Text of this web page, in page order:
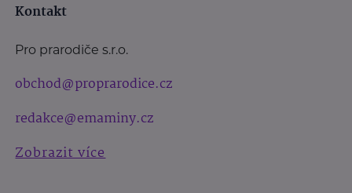
Kontakt
Pro prarodiče s.r.o.
obchod@proprarodice.cz
redakce@emaminy.cz
Zobrazit více